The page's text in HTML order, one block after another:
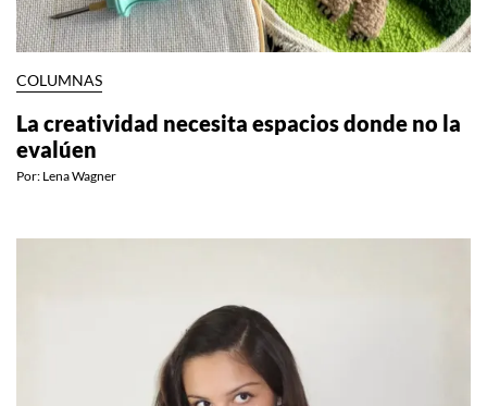
COLUMNAS
La creatividad necesita espacios donde no la
evalúen
Por: Lena Wagner